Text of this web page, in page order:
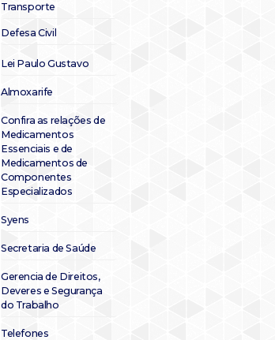
Transporte
Defesa Civil
Lei Paulo Gustavo
Almoxarife
Confira as relações de
Medicamentos
Essenciais e de
Medicamentos de
Componentes
Especializados
Syens
Secretaria de Saúde
Gerencia de Direitos,
Deveres e Segurança
do Trabalho
Telefones